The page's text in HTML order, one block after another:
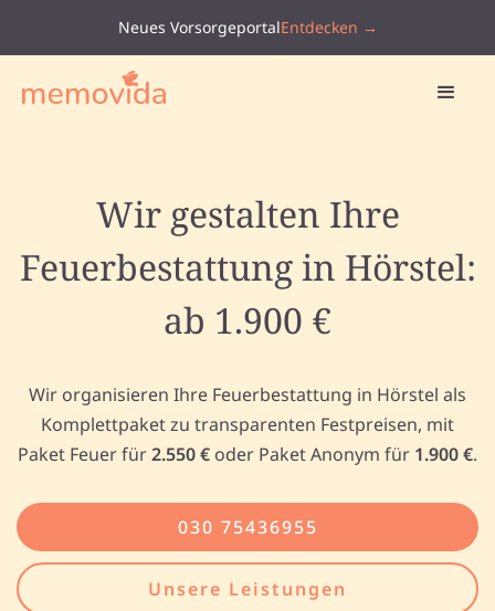
Neues VorsorgeportalEntdecken →
Wir gestalten Ihre
Feuerbestattung in Hörstel:
ab 1.900 €
Wir organisieren Ihre Feuerbestattung in Hörstel als
Komplettpaket zu transparenten Festpreisen, mit
Paket Feuer für2.550 € oder Paket Anonym für 1.900 €.
030 75436955
Unsere Leistungen